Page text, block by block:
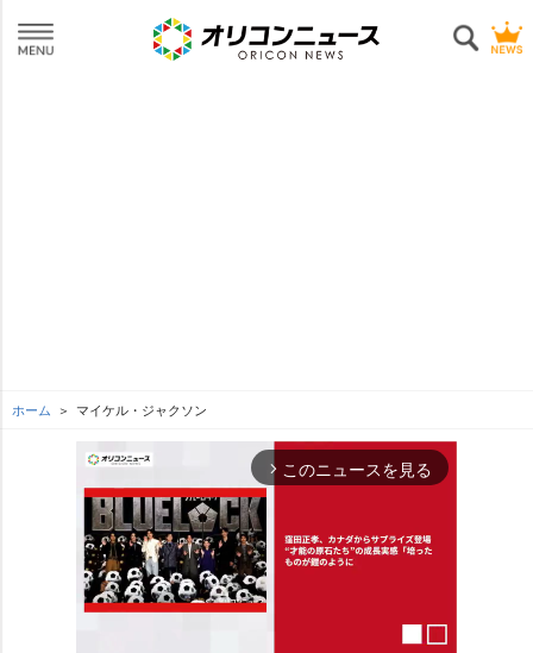
ホーム マイケル・ジャクソン
arrow_forward_ios このニュースを見る